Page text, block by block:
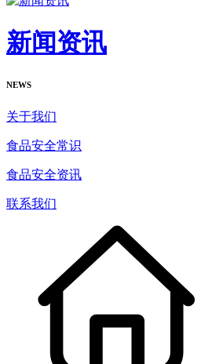
新闻资讯
NEWS
关于我们
食品安全常识
食品安全资讯
联系我们